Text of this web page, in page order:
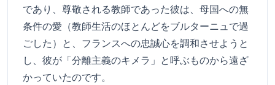
であり、尊敬される教師であった彼は、母国への無
条件の愛（教師生活のほとんどをブルターニュで過
ごした）と、フランスへの忠誠心を調和させようと
し、彼が「分離主義のキメラ」と呼ぶものから遠ざ
かっていたのです。